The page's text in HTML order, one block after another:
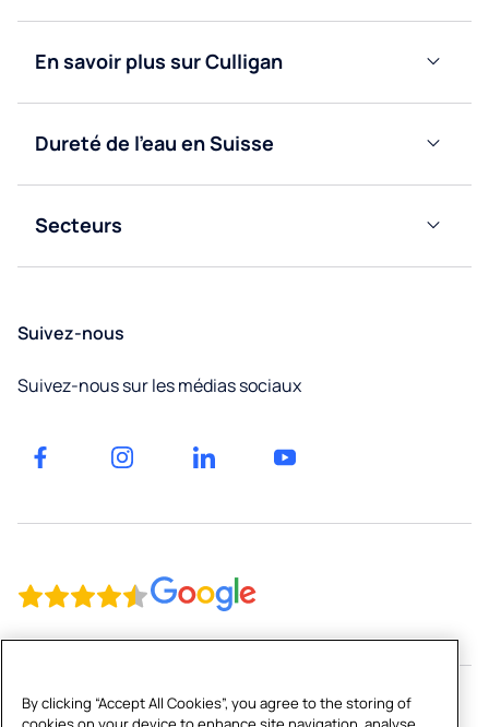
à eau
réseau
Fontaines
bonbonne
Fontaines
bonbonne
Fontaines
réseau
En savoir plus sur Culligan
Blog
Nous
contacter
Obtenir
devis
Dureté de l’eau en Suisse
Valais
Vaud
Genève
Secteurs
Bureaux
Facilities
Gyms
Suivez-nous
Suivez-nous sur les médias sociaux
By clicking “Accept All Cookies”, you agree to the storing of